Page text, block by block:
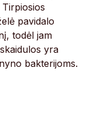
pavidalo
todėl jam
yra
bakterijoms.